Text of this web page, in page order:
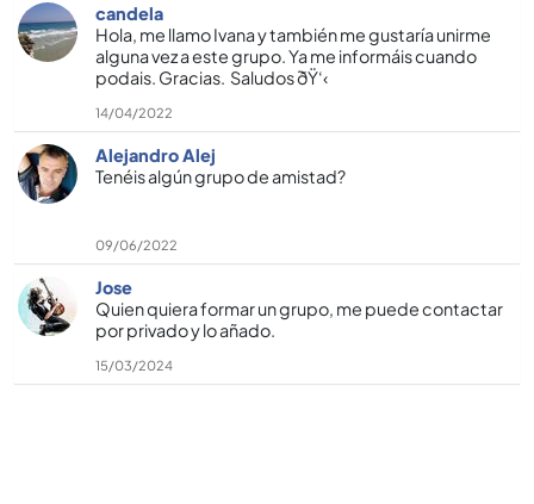
candela
Hola, me llamo Ivana y también me gustarí­a unirme
alguna vez a este grupo. Ya me informáis cuando
podais. Gracias. Saludos ðŸ‘‹
14/04/2022
Alejandro Alej
Tenéis algún grupo de amistad?
09/06/2022
Jose
Quien quiera formar un grupo, me puede contactar
por privado y lo añado.
15/03/2024